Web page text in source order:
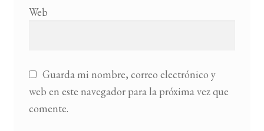
Web
Guarda mi nombre, correo electrónico y
web en este navegador para la próxima vez que
comente.